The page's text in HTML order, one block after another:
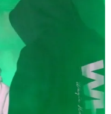
・帽子